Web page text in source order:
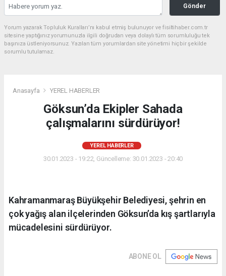
Gönder
Yorum yazarak Topluluk Kuralları’nı kabul etmiş bulunuyor ve fisiltihaber.com.tr
sitesine yaptığınız yorumunuzla ilgili doğrudan veya dolaylı tüm sorumluluğu tek
başınıza üstleniyorsunuz. Yazılan tüm yorumlardan site yönetimi hiçbir şekilde
sorumlu tutulamaz.
Anasayfa YEREL HABERLER
Göksun’da Ekipler Sahada
çalışmalarını sürdürüyor!
YEREL HABERLER
30.01.2023 - 19:22, Güncelleme: 30.01.2023 - 20:40
Kahramanmaraş Büyükşehir Belediyesi, şehrin en
çok yağış alan ilçelerinden Göksun’da kış şartlarıyla
mücadelesini sürdürüyor.
ABONE OL